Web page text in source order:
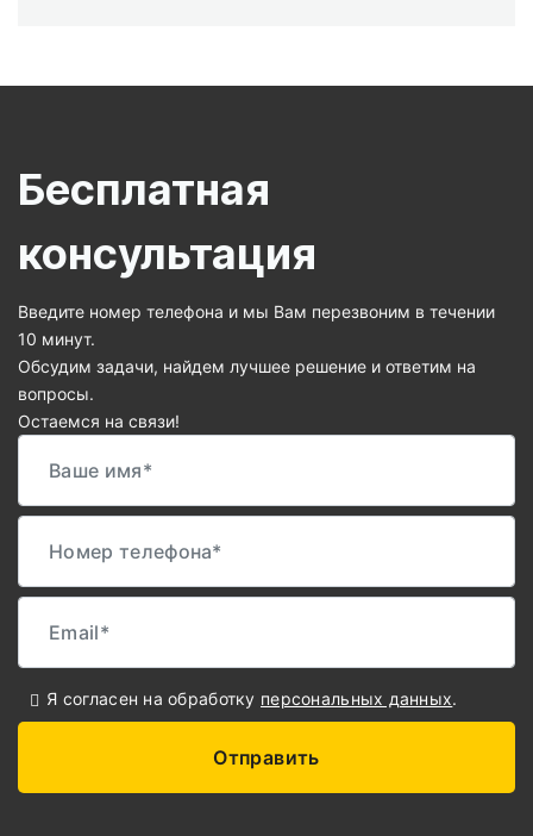
Бесплатная
консультация
Введите номер телефона и мы Вам перезвоним в течении
10 минут.
Обсудим задачи, найдем лучшее решение и ответим на
вопросы.
Остаемся на связи!
Я согласен на обработку персональных данных.
Отправить